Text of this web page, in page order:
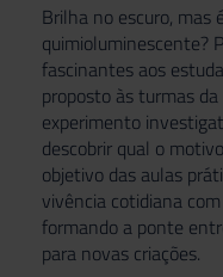
Brilha no escuro, mas
quimioluminescente?
fascinantes aos
proposto às turmas
experimento
descobrir qual o
objetivo das aulas
vivência cotidiana
formando a ponte
para novas criações.